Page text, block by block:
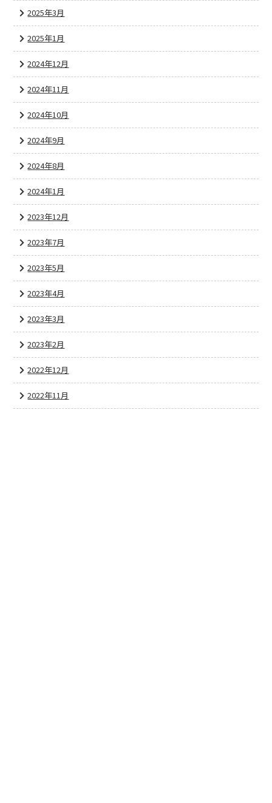
2025年3月
2025年1月
2024年12月
2024年11月
2024年10月
2024年9月
2024年8月
2024年1月
2023年12月
2023年7月
2023年5月
2023年4月
2023年3月
2023年2月
2022年12月
2022年11月